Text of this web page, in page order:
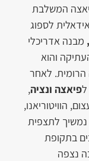
המשלבת
לספוג
מבנה אדריכלי
והוא
לאחר
פיאצה ונציה,
הוויטוריאנו,
לתצפית
בתקופת
נצפה